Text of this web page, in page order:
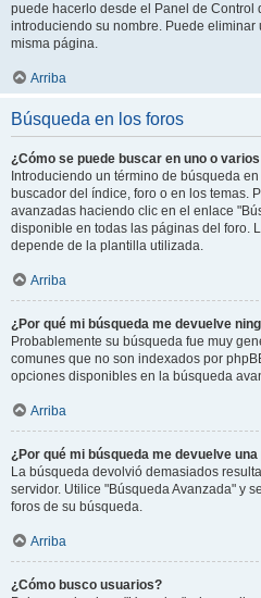
puede hacerlo desde el Panel de Control
introduciendo su nombre. Puede
misma página.
Arriba
Búsqueda en los foros
¿Cómo se puede buscar en uno o
Introduciendo un término de búsqueda
buscador del índice, foro o en los temas.
avanzadas haciendo clic en el enlace
disponible en todas las páginas del foro.
depende de la plantilla utilizada.
Arriba
¿Por qué mi búsqueda me devuelve
Probablemente su búsqueda fue muy
comunes que no son indexados por
opciones disponibles en la búsqueda
Arriba
¿Por qué mi búsqueda me devuelve
La búsqueda devolvió demasiados
servidor. Utilice "Búsqueda Avanzada" y
foros de su búsqueda.
Arriba
¿Cómo busco usuarios?